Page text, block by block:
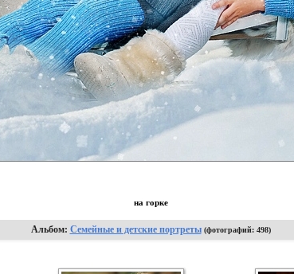
на горке
Альбом: Семейные и детские портреты (фотографий: 498)